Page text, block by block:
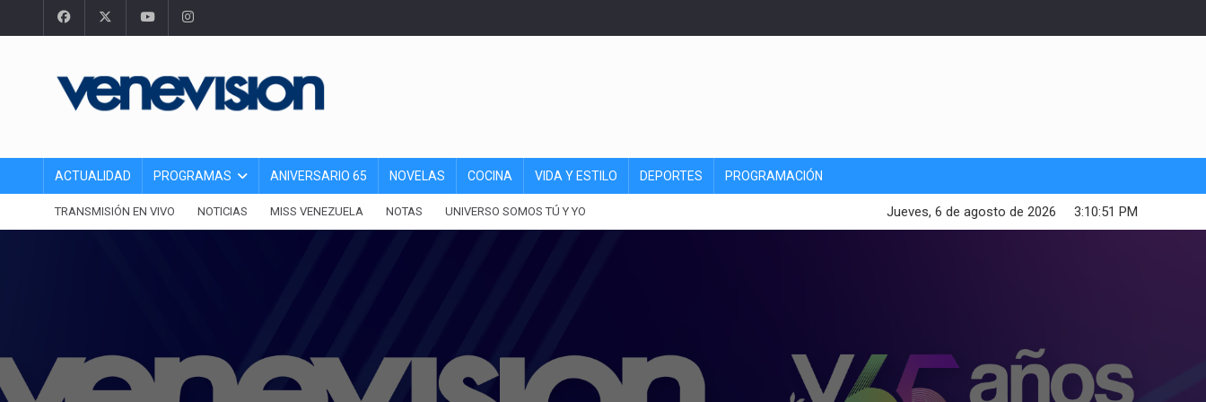
ACTUALIDAD PROGRAMAS ANIVERSARIO 65 NOVELAS COCINA VIDA Y ESTILO DEPORTES PROGRAMACIÓN
TRANSMISIÓN EN VIVO NOTICIAS MISS VENEZUELA NOTAS UNIVERSO SOMOS TÚ Y YO 3:10:53 PM
Jueves, 6 de agosto de 2026